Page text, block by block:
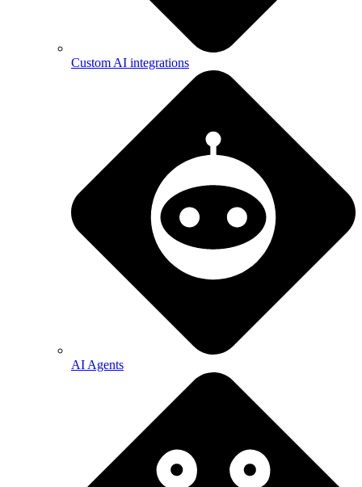
Custom AI integrations
AI Agents